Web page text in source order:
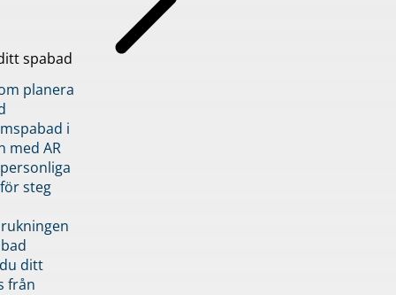
spabad
planera
i
med AR
steg
ditt
från